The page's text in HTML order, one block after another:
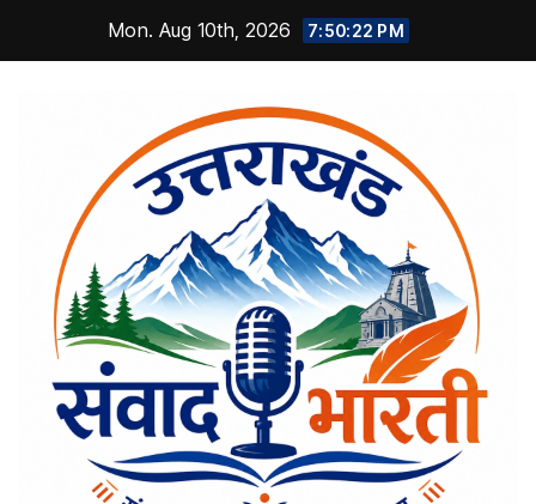
Mon. Aug 10th, 2026 7:50:22 PM